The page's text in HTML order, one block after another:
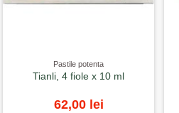
Pastile potenta
Tianli, 4 fiole x 10 ml
62,00 lei